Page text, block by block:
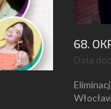
68.
Data